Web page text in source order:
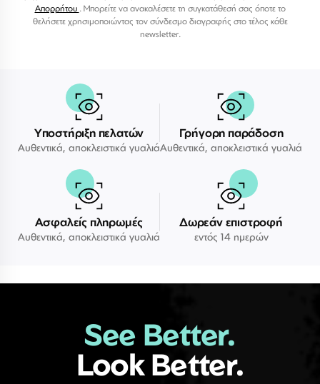
Απορρήτου . Μπορείτε να ανακαλέσετε τη συγκατάθεσή σας όποτε το
θελήσετε χρησιμοποιώντας τον σύνδεσμο διαγραφής στο τέλος κάθε
newsletter.
Υποστήριξη πελατών
Αυθεντικά, αποκλειστικά γυαλιά
Γρήγορη παράδοση
Αυθεντικά, αποκλειστικά γυαλιά
Ασφαλείς πληρωμές
Αυθεντικά, αποκλειστικά γυαλιά
Δωρεάν επιστροφή
εντός 14 ημερών
See Better.
Look Better.